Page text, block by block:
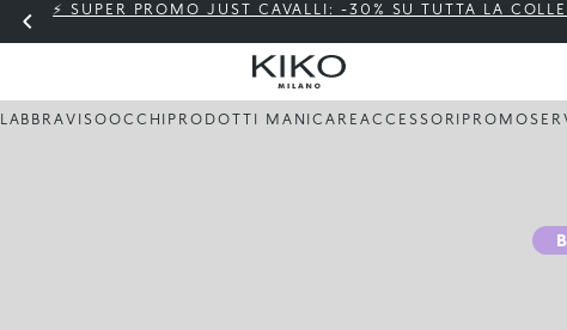
⚡ SUPER PROMO JUST CAVALLI: -30% SU TUTTA LA
LABBRAVISOOCCHI PRODOTTI MANICAREACCESSORI PROMO